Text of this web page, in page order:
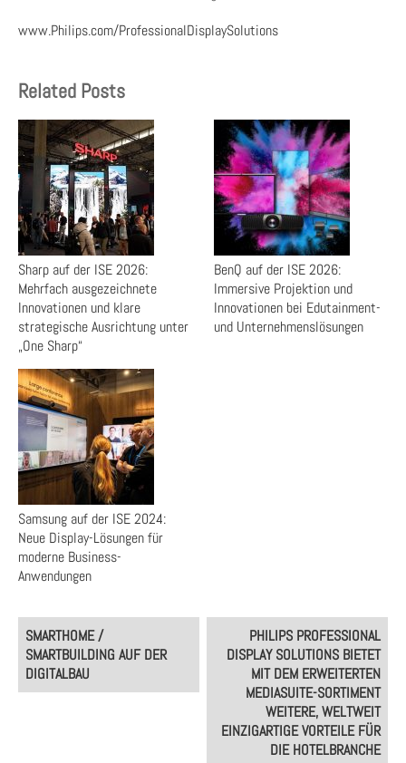
www.Philips.com/ProfessionalDisplaySolutions
Related Posts
Sharp auf der ISE 2026:
Mehrfach ausgezeichnete
Innovationen und klare
strategische Ausrichtung unter
„One Sharp“
BenQ auf der ISE 2026:
Immersive Projektion und
Innovationen bei Edutainment-
und Unternehmenslösungen
Samsung auf der ISE 2024:
Neue Display-Lösungen für
moderne Business-
Anwendungen
Post
navigation
SMARTHOME /
SMARTBUILDING AUF DER
DIGITALBAU
PHILIPS PROFESSIONAL
DISPLAY SOLUTIONS BIETET
MIT DEM ERWEITERTEN
MEDIASUITE-SORTIMENT
WEITERE, WELTWEIT
EINZIGARTIGE VORTEILE FÜR
DIE HOTELBRANCHE